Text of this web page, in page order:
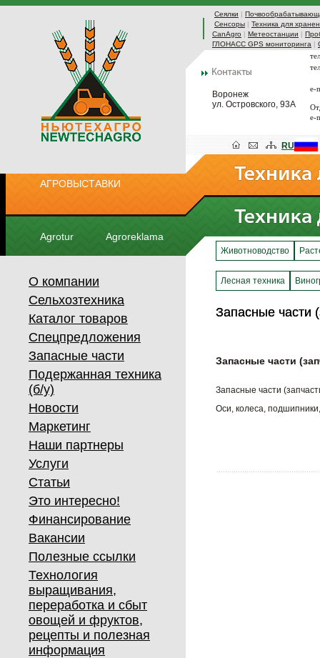
Сеялки |
Сенсоры | Техника для
CanAgro | Метеостанции |
ГЛОНАСС GPS мониторинга |
Воронеж
ул. Островского, 93А
e-
e-
АГРОВЫСТАВКИ
Agrotur Agroreklama
RU
О компании
Сельхозтехника
Каталог товаров
Спецпредложения
Запасные части
Подержанная техника
(б/у)
Новости
Маркетинг
Наши партнеры
Услуги
Статьи
Это интересно!
Финансирование
Вакансии
Полезные ссылки
Технология
выращивания,
переработка и сбыт
овощей и фруктов,
рецепты и полезная
информация
Животноводство
Лесная техника
Запасные части
Запасные части
Запасные части
Запасные части
Оси, колеса,